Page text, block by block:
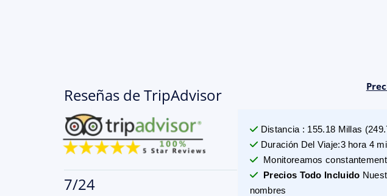
Reseñas de TripAdvisor
7/24
Distancia : 155.18 Millas (
Duración Del Viaje:3 hora 4
Monitoreamos
Precios Todo Incluido
nombres